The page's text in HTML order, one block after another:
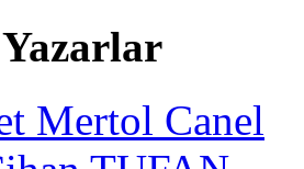
Mertol Canel